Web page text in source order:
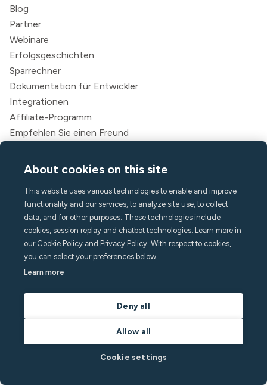
Blog
Partner
Webinare
Erfolgsgeschichten
Sparrechner
Dokumentation für Entwickler
Integrationen
Affiliate-Programm
Empfehlen Sie einen Freund
Rechtliches
Datenschutzrichtlinie
Erklärung zur Barrierefreiheit
Rechtliches
Über Minut
Kontakt und Support
About cookies on this site
This website uses various technologies to enable and improve
functionality and our services, to analyze site use, to collect
data, and for other purposes. These technologies include
cookies, session replay and chatbot technologies. Learn more in
our Cookie Policy and Privacy Policy. With respect to cookies,
you can select your preferences below.
Learn more
Deny all
Allow all
Cookie settings